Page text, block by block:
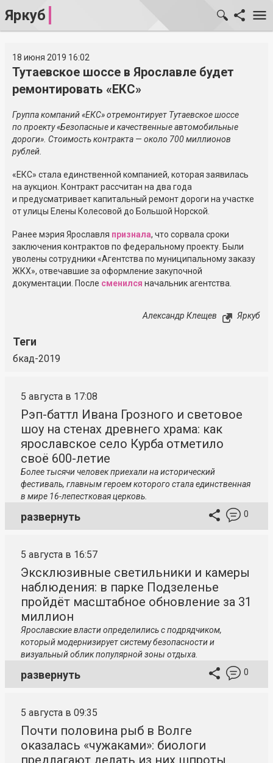
Яркуб
18 июня 2019 16:02
Тутаевское шоссе в Ярославле будет
ремонтировать «ЕКС»
Группа компаний «ЕКС» отремонтирует Тутаевское шоссе
по проекту «Безопасные и качественные автомобильные
дороги». Стоимость контракта — около 700 миллионов
рублей.
«ЕКС» стала единственной компанией, которая заявилась
на аукцион. Контракт рассчитан на два года
и предусматривает капитальный ремонт дороги на участке
от улицы Елены Колесовой до Большой Норской.
Ранее мэрия Ярославля признала, что сорвала сроки
заключения контрактов по федеральному проекту. Были
уволены сотрудники «Агентства по муниципальному заказу
ЖКХ», отвечавшие за оформление закупочной
документации. После сменился начальник агентства.
Александр Клещев Яркуб
Теги
бкад-2019
5 августа в 17:08
Рэп-баттл Ивана Грозного и световое
шоу на стенах древнего храма: как
ярославское село Курба отметило
своё 600-летие
Более тысячи человек приехали на исторический
фестиваль, главным героем которого стала единственная
в мире 16-лепестковая церковь.
развернуть 0
5 августа в 16:57
Эксклюзивные светильники и камеры
наблюдения: в парке Подзеленье
пройдёт масштабное обновление за 31
миллион
Ярославские власти определились с подрядчиком,
который модернизирует систему безопасности и
визуальный облик популярной зоны отдыха.
развернуть 0
5 августа в 09:35
Почти половина рыб в Волге
оказалась «чужаками»: биологи
предлагают делать из них шпроты